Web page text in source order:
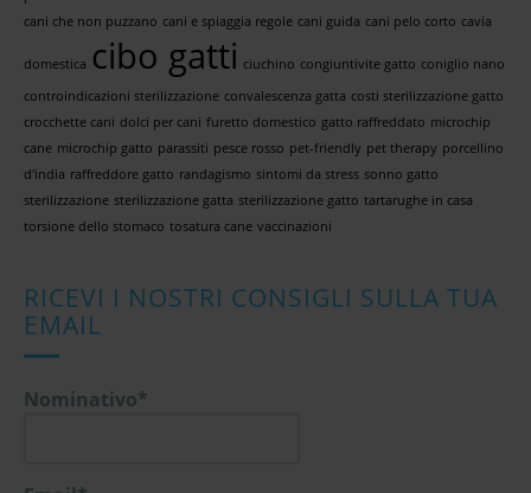
cani che non puzzano cani e spiaggia regole cani guida cani pelo corto cavia
domestica cibo gatti ciuchino congiuntivite gatto coniglio nano
controindicazioni sterilizzazione convalescenza gatta costi sterilizzazione gatto
crocchette cani dolci per cani furetto domestico gatto raffreddato microchip
cane microchip gatto parassiti pesce rosso pet-friendly pet therapy porcellino
d'india raffreddore gatto randagismo sintomi da stress sonno gatto
sterilizzazione sterilizzazione gatta sterilizzazione gatto tartarughe in casa
torsione dello stomaco tosatura cane vaccinazioni
RICEVI I NOSTRI CONSIGLI SULLA TUA
EMAIL
Nominativo*